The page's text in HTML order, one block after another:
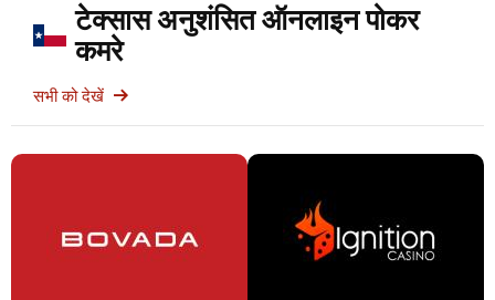
टेक्सास अनुशंसित ऑनलाइन पोकर
कमरे
सभी को देखें